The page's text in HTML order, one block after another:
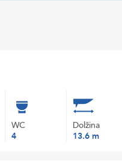
WC
4
Dolžina
13.6 m